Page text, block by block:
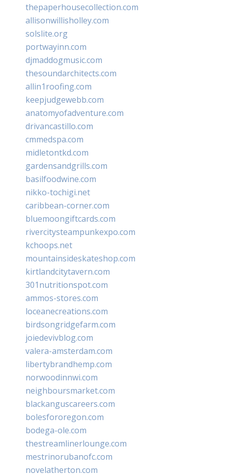
thepaperhousecollection.com
allisonwillisholley.com
solslite.org
portwayinn.com
djmaddogmusic.com
thesoundarchitects.com
allin1roofing.com
keepjudgewebb.com
anatomyofadventure.com
drivancastillo.com
cmmedspa.com
midletontkd.com
gardensandgrills.com
basilfoodwine.com
nikko-tochigi.net
caribbean-corner.com
bluemoongiftcards.com
rivercitysteampunkexpo.com
kchoops.net
mountainsideskateshop.com
kirtlandcitytavern.com
301nutritionspot.com
ammos-stores.com
loceanecreations.com
birdsongridgefarm.com
joiedevivblog.com
valera-amsterdam.com
libertybrandhemp.com
norwoodinnwi.com
neighboursmarket.com
blackanguscareers.com
bolesfororegon.com
bodega-ole.com
thestreamlinerlounge.com
mestrinorubanofc.com
novelatherton.com